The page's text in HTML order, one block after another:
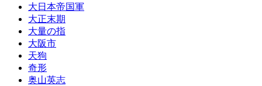
大日本帝国軍
大正末期
大量の指
大阪市
天狗
奇形
奥山英志